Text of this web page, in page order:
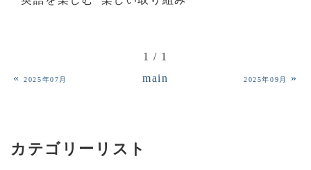
1 / 1
«2025年07月 main 2025年09月 »
カテゴリーリスト